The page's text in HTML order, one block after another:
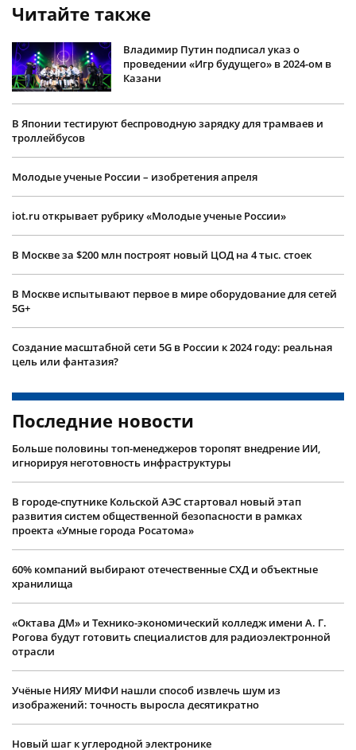
Читайте также
Владимир Путин подписал указ о
проведении «Игр будущего» в 2024-ом в
Казани
В Японии тестируют беспроводную зарядку для трамваев и
троллейбусов
Молодые ученые России – изобретения апреля
iot.ru открывает рубрику «Молодые ученые России»
В Москве за $200 млн построят новый ЦОД на 4 тыс. стоек
В Москве испытывают первое в мире оборудование для сетей
5G+
Создание масштабной сети 5G в России к 2024 году: реальная
цель или фантазия?
Последние новости
Больше половины топ-менеджеров торопят внедрение ИИ,
игнорируя неготовность инфраструктуры
В городе-спутнике Кольской АЭС стартовал новый этап
развития систем общественной безопасности в рамках
проекта «Умные города Росатома»
60% компаний выбирают отечественные СХД и объектные
хранилища
«Октава ДМ» и Технико-экономический колледж имени А. Г.
Рогова будут готовить специалистов для радиоэлектронной
отрасли
Учëные НИЯУ МИФИ нашли способ извлечь шум из
изображений: точность выросла десятикратно
Новый шаг к углеродной электронике